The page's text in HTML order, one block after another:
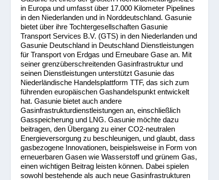
in Europa und umfasst über 17.000 Kilometer Pipelines
in den Niederlanden und in Norddeutschland. Gasunie
bietet über ihre Tochtergesellschaften Gasunie
Transport Services B.V. (GTS) in den Niederlanden und
Gasunie Deutschland in Deutschland Dienstleistungen
für Transport von Erdgas und Erneubare Gase an. Mit
seiner grenzüberschreitenden Gasinfrastruktur und
seinen Dienstleistungen unterstützt Gasunie das
Niederländische Handelsplattform TTF, das sich zum
führenden europäischen Gashandelspunkt entwickelt
hat. Gasunie bietet auch andere
Gasinfrastrukturdienstleistungen an, einschließlich
Gasspeicherung und LNG. Gasunie möchte dazu
beitragen, den Übergang zu einer CO2-neutralen
Energieversorgung zu beschleunigen, und glaubt, dass
gasbezogene Innovationen, beispielsweise in Form von
erneuerbaren Gasen wie Wasserstoff und grünem Gas,
einen wichtigen Beitrag leisten können. Dabei spielen
sowohl bestehende als auch neue Gasinfrastrukturen